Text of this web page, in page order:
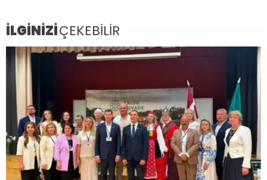
İLGİNİZİÇEKEBİLİR